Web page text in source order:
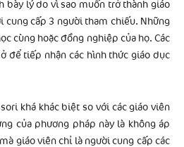
bày lý do vì sao muốn trở thành giáo
cấp 3 người tham chiếu. Những
cùng hoặc đồng nghiệp của họ. Các
để tiếp nhận các hình thức giáo dục
khá khác biệt so với các giáo viên
của phương pháp này là không áp
giáo viên chỉ là người cung cấp các